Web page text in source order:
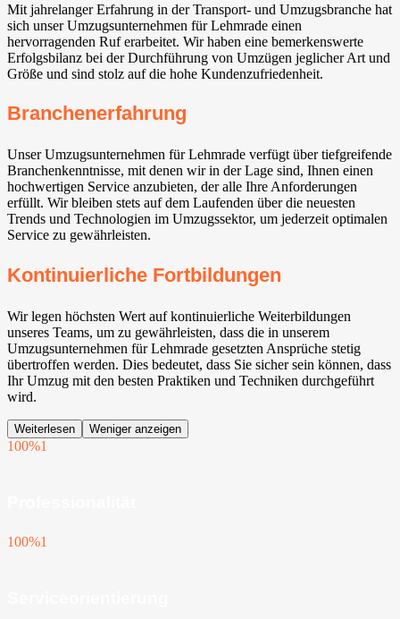
Mit jahrelanger Erfahrung in der Transport- und Umzugsbranche hat
sich unser Umzugsunternehmen für Lehmrade einen
hervorragenden Ruf erarbeitet. Wir haben eine bemerkenswerte
Erfolgsbilanz bei der Durchführung von Umzügen jeglicher Art und
Größe und sind stolz auf die hohe Kundenzufriedenheit.
Branchenerfahrung
Unser Umzugsunternehmen für Lehmrade verfügt über tiefgreifende
Branchenkenntnisse, mit denen wir in der Lage sind, Ihnen einen
hochwertigen Service anzubieten, der alle Ihre Anforderungen
erfüllt. Wir bleiben stets auf dem Laufenden über die neuesten
Trends und Technologien im Umzugssektor, um jederzeit optimalen
Service zu gewährleisten.
Kontinuierliche Fortbildungen
Wir legen höchsten Wert auf kontinuierliche Weiterbildungen
unseres Teams, um zu gewährleisten, dass die in unserem
Umzugsunternehmen für Lehmrade gesetzten Ansprüche stetig
übertroffen werden. Dies bedeutet, dass Sie sicher sein können, dass
Ihr Umzug mit den besten Praktiken und Techniken durchgeführt
wird.
Weiterlesen Weniger anzeigen
100%1
100%1